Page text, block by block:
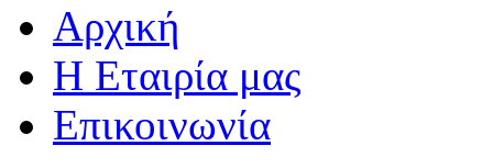
Αρχική
Η Εταιρία μας
Επικοινωνία